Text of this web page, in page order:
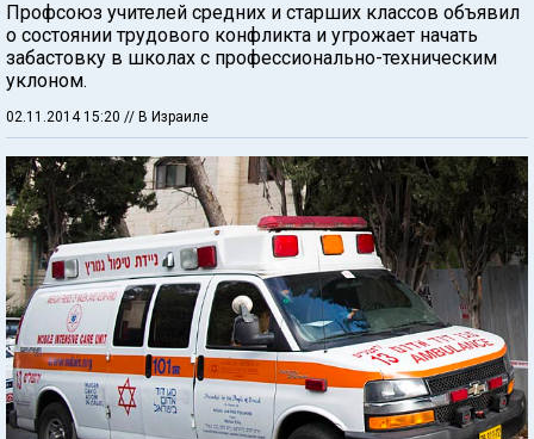
Профсоюз учителей средних и старших классов объявил
о состоянии трудового конфликта и угрожает начать
забастовку в школах с профессионально-техническим
уклоном.
02.11.2014 15:20 // В Израиле